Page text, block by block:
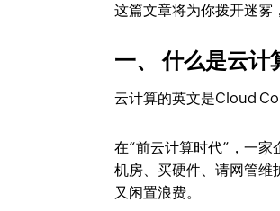
这篇文章将为你拨开迷雾
一、 什么是云计
云计算的英文是Cloud
在“前云计算时代”，一
机房、买硬件、请网管
又闲置浪费。